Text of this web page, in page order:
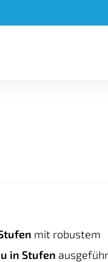
mit robustem
in Stufen